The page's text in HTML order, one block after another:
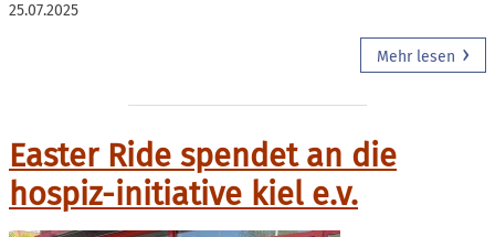
25.07.2025
Mehr lesen
Easter Ride spendet an die
hospiz-initiative kiel e.v.